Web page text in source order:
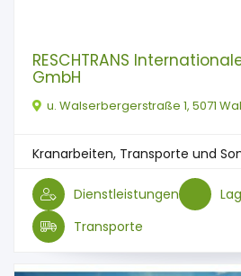
RESCHTRANS
GmbH
u. Walserbergerstraße 1, 5071
Kranarbeiten, Transporte und
Dienstleistungen
Transporte